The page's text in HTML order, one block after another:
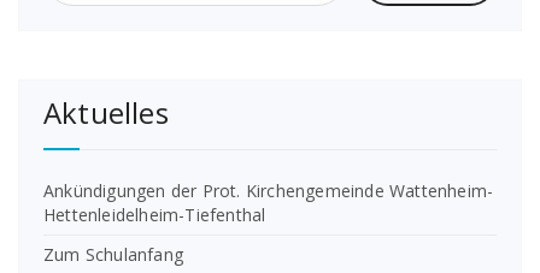
Aktuelles
Ankündigungen der Prot. Kirchengemeinde Wattenheim-
Hettenleidelheim-Tiefenthal
Zum Schulanfang